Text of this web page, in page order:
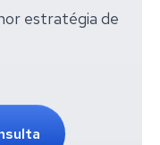
estratégia de